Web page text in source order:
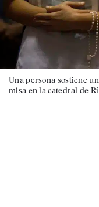
Una persona sostiene
misa en la catedral de